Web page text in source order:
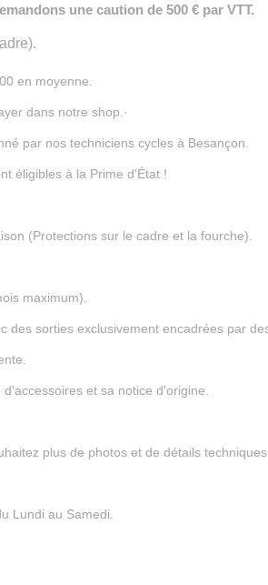
une caution de 500 € par VTT.
00 en moyenne.
dans notre shop.·
par nos techniciens cycles à Besançon.
éligibles à la Prime d'État !
(Protections sur le cadre et la fourche).
maximum).
des sorties exclusivement encadrées par
et sa notice d'origine.
plus de photos et de détails
Lundi au Samedi.